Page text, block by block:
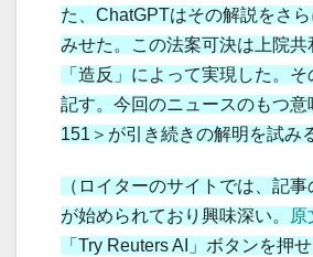
た、ChatGPTはその解説をさ
みせた。この法案可決は上院
「造反」によって実現した。
記す。今回のニュースのもつ意
151＞が引き続きの解明を試み
（ロイターのサイトでは、記
が始められており興味深い。
原
「Try Reuters AI」ボタンを押